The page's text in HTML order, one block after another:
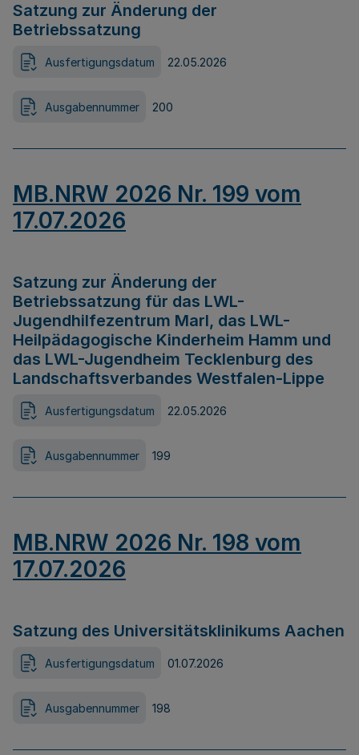
Satzung zur Änderung der
Betriebssatzung
Ausfertigungsdatum 22.05.2026
Ausgabennummer 200
MB.NRW 2026 Nr. 199 vom
17.07.2026
Satzung zur Änderung der
Betriebssatzung für das LWL-
Jugendhilfezentrum Marl, das LWL-
Heilpädagogische Kinderheim Hamm und
das LWL-Jugendheim Tecklenburg des
Landschaftsverbandes Westfalen-Lippe
Ausfertigungsdatum 22.05.2026
Ausgabennummer 199
MB.NRW 2026 Nr. 198 vom
17.07.2026
Satzung des Universitätsklinikums Aachen
Ausfertigungsdatum 01.07.2026
Ausgabennummer 198